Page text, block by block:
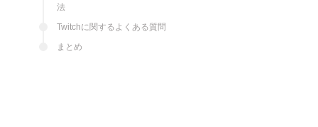
法
Twitchに関するよくある質問
まとめ